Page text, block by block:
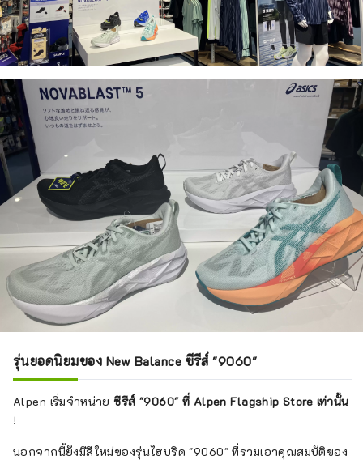
รุ่นยอดนิยมของ New Balance ซีรีส์ "9060"
Alpen เริ่มจำหน่ายซีรีส์ "9060" ที่ Alpen Flagship Store เท่านั้น
!
นอกจากนี้ยังมีสีใหม่ของรุ่นไฮบริด "9060" ที่รวมเอาคุณสมบัติของ